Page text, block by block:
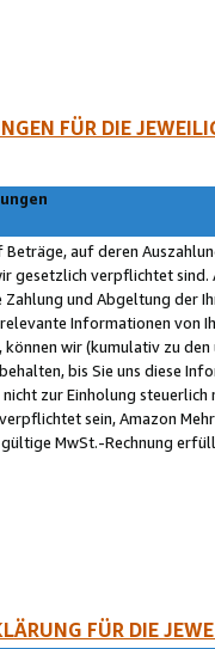
FÜR DIE
auf deren
gesetzlich verpflichtet
und Abgeltung der
Informationen von
wir (kumulativ zu
bis Sie uns diese
zur Einholung
sein, Amazon
MwSt.-Rechnung
FÜR DIE